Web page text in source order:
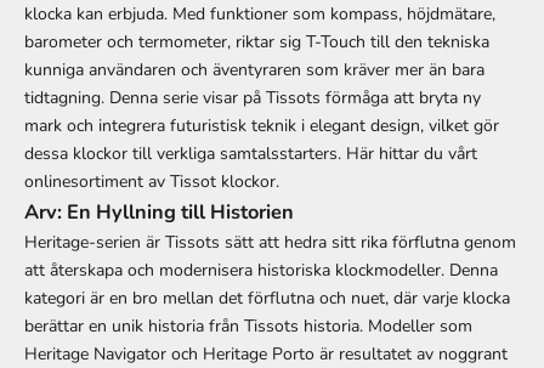
klocka kan erbjuda. Med funktioner som kompass, höjdmätare,
barometer och termometer, riktar sig T-Touch till den tekniska
kunniga användaren och äventyraren som kräver mer än bara
tidtagning. Denna serie visar på Tissots förmåga att bryta ny
mark och integrera futuristisk teknik i elegant design, vilket gör
dessa klockor till verkliga samtalsstarters. Här hittar du vårt
onlinesortiment av Tissot klockor.
Arv: En Hyllning till Historien
Heritage-serien är Tissots sätt att hedra sitt rika förflutna genom
att återskapa och modernisera historiska klockmodeller. Denna
kategori är en bro mellan det förflutna och nuet, där varje klocka
berättar en unik historia från Tissots historia. Modeller som
Heritage Navigator och Heritage Porto är resultatet av noggrant